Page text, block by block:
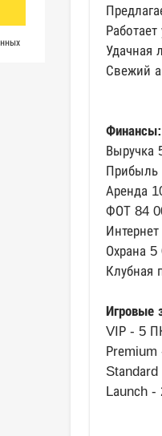
Удачная
Свежий
Финансы:
Выручка
Прибыль
Аренда
ФОТ 84
Охрана 5
Клубная
Игровые
VIР - 5
Lаunсh -